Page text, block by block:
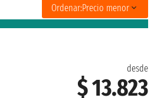
Ordenar:Precio menor
desde
$ 13.823